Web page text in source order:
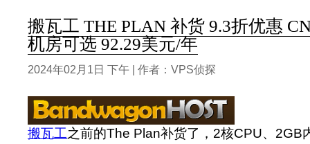
搬瓦工 THE PLAN 补货 9.3折优惠
机房可选 92.29美元/年
2024年02月1日 下午 | 作者：VPS侦探
搬瓦工之前的The Plan补货了，2核CPU、2GB